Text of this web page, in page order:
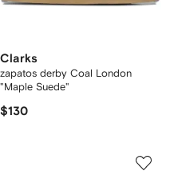
Clarks
zapatos derby Coal London
"Maple Suede"
$130